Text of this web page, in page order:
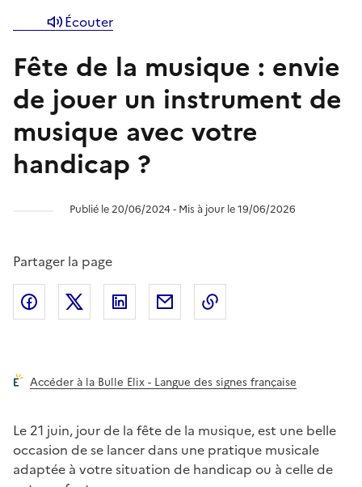
Écouter
Fête de la musique : envie
de jouer un instrument de
musique avec votre
handicap ?
Publié le 20/06/2024 ‐ Mis à jour le 19/06/2026
Partager la page
Partager l'article surFacebook
Partager l'article sur X (anciennement
Partager l'article sur
Partager l'article par courriel
Accéder à la Bulle Elix - Langue des signes française
Le 21 juin, jour de la fête de la musique, est une belle
occasion de se lancer dans une pratique musicale
adaptée à votre situation de handicap ou à celle de